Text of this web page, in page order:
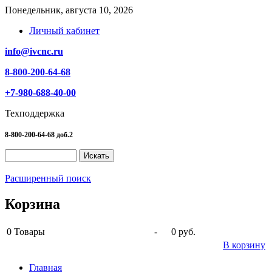
Понедельник, августа 10, 2026
Личный кабинет
info@ivcnc.ru
8-800-200-64-68
+7-980-688-40-00
Техподдержка
8-800-200-64-68 доб.2
Расширенный поиск
Корзина
0 Товары -
0 руб.
В корзину
Главная